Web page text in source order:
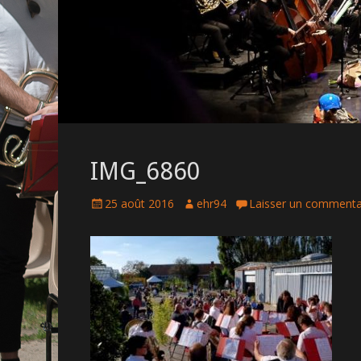
IMG_6860
P
s
t
e
d
o
n
25 août 2016
A
t
h
o
r
ehr94 Laisser un